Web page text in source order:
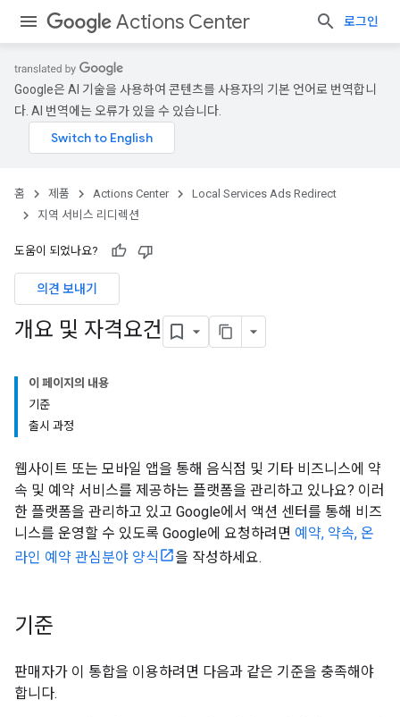
Actions Center 로그인
Google은 AI 기술을 사용하여 콘텐츠를 사용자의 기본 언어로 번역합니
다. AI 번역에는 오류가 있을 수 있습니다.
홈 제품 Actions Center
Local Services Ads Redirect
지역 서비스 리디렉션
도움이 되었나요?
의견 보내기
개요 및 자격요건
이 페이지의 내용
기준
출시 과정
웹사이트 또는 모바일 앱을 통해 음식점 및 기타 비즈니스에 약
속 및 예약 서비스를 제공하는 플랫폼을 관리하고 있나요? 이러
한 플랫폼을 관리하고 있고 Google에서 액션 센터를 통해 비즈
니스를 운영할 수 있도록 Google에 요청하려면 예약, 약속, 온
라인 예약 관심분야 양식
을 작성하세요.
기준
판매자가 이 통합을 이용하려면 다음과 같은 기준을 충족해야
합니다.